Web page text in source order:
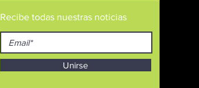
Recibe todas nuestras noticias
Unirse